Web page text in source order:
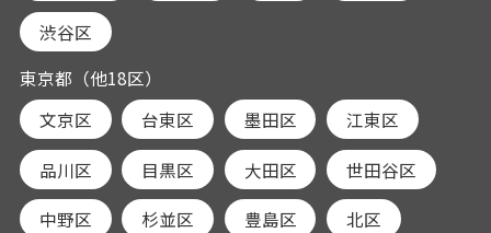
渋谷区
東京都（他18区）
文京区
台東区 墨田区 江東区
品川区 目黒区 大田区 世田谷区
中野区 杉並区 豊島区 北区